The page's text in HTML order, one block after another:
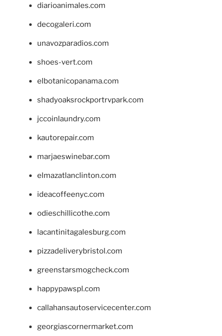
diarioanimales.com
decogaleri.com
unavozparadios.com
shoes-vert.com
elbotanicopanama.com
shadyoaksrockportrvpark.com
jccoinlaundry.com
kautorepair.com
marjaeswinebar.com
elmazatlanclinton.com
ideacoffeenyc.com
odieschillicothe.com
lacantinitagalesburg.com
pizzadeliverybristol.com
greenstarsmogcheck.com
happypawspl.com
callahansautoservicecenter.com
georgiascornermarket.com